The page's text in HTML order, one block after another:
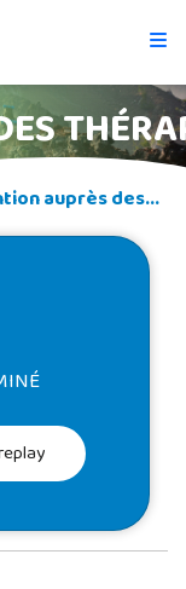
auprès des...